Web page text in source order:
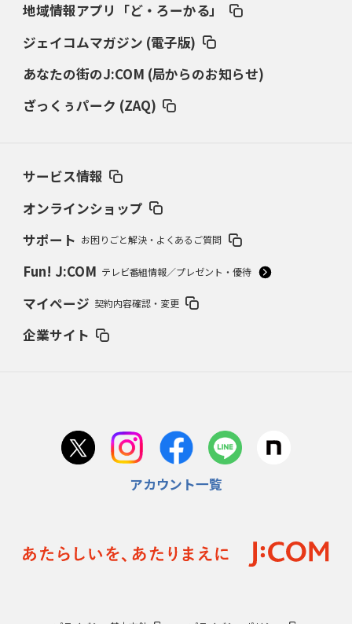
地域情報アプリ「ど・ろーかる」
ジェイコムマガジン (電子版)
あなたの街のJ:COM (局からのお知らせ)
ざっくぅパーク (ZAQ)
サービス情報
オンラインショップ
サポート お困りごと解決・よくあるご質問
Fun! J:COM テレビ番組情報／プレゼント・優待
マイページ 契約内容確認・変更
企業サイト
アカウント一覧